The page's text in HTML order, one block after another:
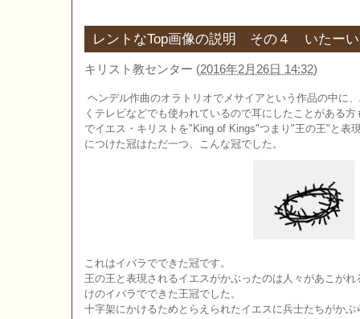
レントなTop画像の説明 その４ いたー
キリスト教センター (2016年2月26日 14:32)
ヘンデル作曲のオラトリオでメサイアという作品の中に
くテレビなどでも使われているので耳にしたことがある
でイエス・キリストを"King of Kings"つまり"王の王"と表
につけた冠はただ一つ、こんな冠でした。
これはイバラでできた冠です。
王の王と表現されるイエスがかぶったのは人々があこが
けのイバラでできた王冠でした。
十字架にかけるためとらえられたイエスに兵士たちがか